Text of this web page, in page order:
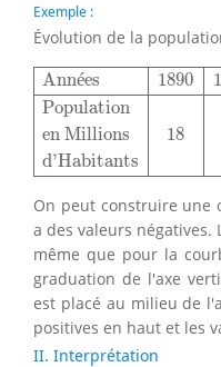
Exemple :
Évolution de la
Années 1890
Population
en Millions
18
d'Habitants
Années18901900
On peut construire une
a des valeurs négatives.
même que pour la
graduation de l'axe
est placé au milieu de
positives en haut et les
II. Interprétation